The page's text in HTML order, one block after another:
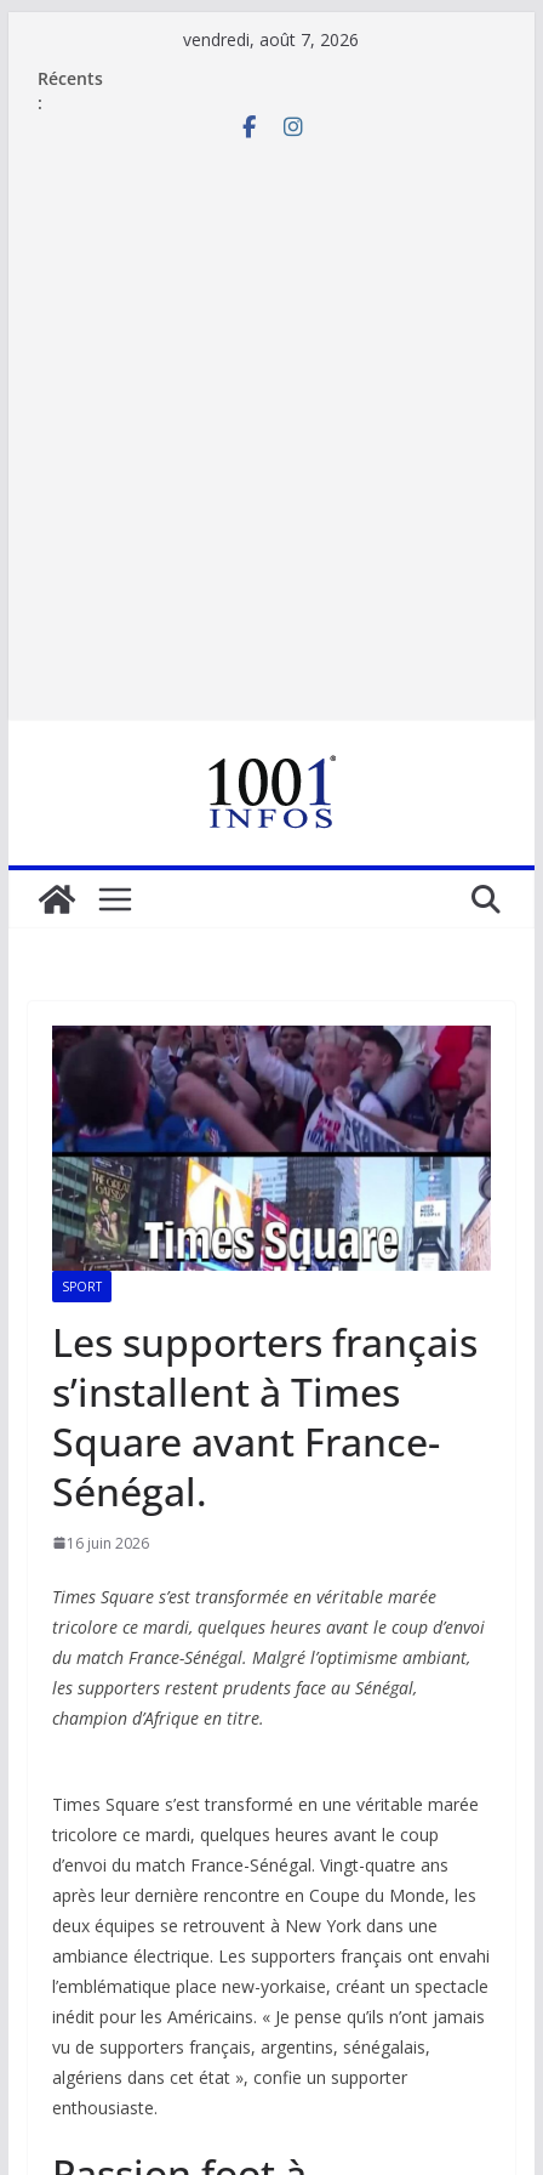
contenu
vendredi, août 7, 2026
Récents
:
SPORT
Les supporters français
s’installent à Times
Square avant France-
Sénégal.
16 juin 2026
Times Square s’est transformée en véritable marée
tricolore ce mardi, quelques heures avant le coup d’envoi
du match France-Sénégal. Malgré l’optimisme ambiant,
les supporters restent prudents face au Sénégal,
champion d’Afrique en titre.
Times Square s’est transformé en une véritable marée
tricolore ce mardi, quelques heures avant le coup
d’envoi du match France-Sénégal. Vingt-quatre ans
après leur dernière rencontre en Coupe du Monde, les
deux équipes se retrouvent à New York dans une
ambiance électrique. Les supporters français ont envahi
l’emblématique place new-yorkaise, créant un spectacle
inédit pour les Américains. « Je pense qu’ils n’ont jamais
vu de supporters français, argentins, sénégalais,
algériens dans cet état », confie un supporter
enthousiaste.